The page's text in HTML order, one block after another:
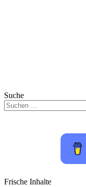
Suche
Suchen
nach:
Frische Inhalte